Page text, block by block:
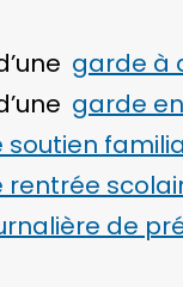
garde à
garde
de